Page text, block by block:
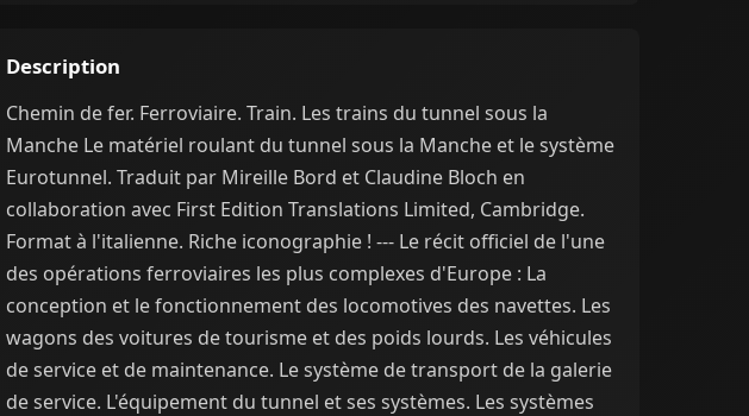
Description
Chemin de fer. Ferroviaire. Train. Les trains du tunnel sous la
Manche Le matériel roulant du tunnel sous la Manche et le système
Eurotunnel. Traduit par Mireille Bord et Claudine Bloch en
collaboration avec First Edition Translations Limited, Cambridge.
Format à l'italienne. Riche iconographie ! --- Le récit officiel de l'une
des opérations ferroviaires les plus complexes d'Europe : La
conception et le fonctionnement des locomotives des navettes. Les
wagons des voitures de tourisme et des poids lourds. Les véhicules
de service et de maintenance. Le système de transport de la galerie
de service. L'équipement du tunnel et ses systèmes. Les systèmes